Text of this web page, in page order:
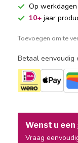
Op
10+ jaar
Toevoegen om te
Betaal eenvoudig
Wenst u
Vraag